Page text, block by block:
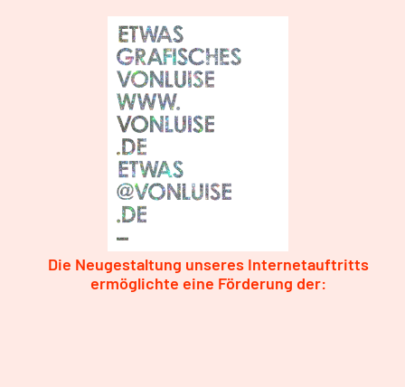
Die Neugestaltung unseres Internetauftritts
ermöglichte eine Förderung der: